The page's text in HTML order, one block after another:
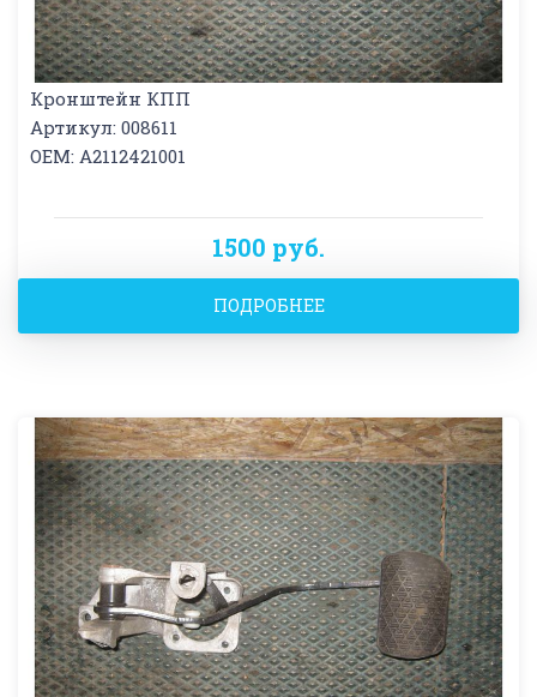
Кронштейн КПП
Артикул: 008611
OEM: A2112421001
1500 руб.
ПОДРОБНЕЕ